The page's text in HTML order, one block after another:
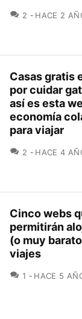
2 HACE 2
Casas gratis
por cuidar
así es esta
economía
para viajar
2 HACE 4
Cinco webs
permitirán
(o muy
viajes
1 HACE 5